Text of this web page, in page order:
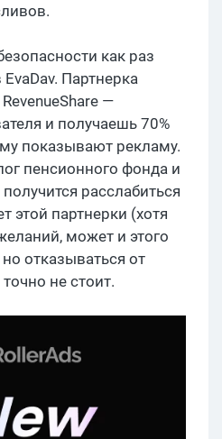
как раз
Партнерка
—
и получаешь 70%
показывают рекламу.
пенсионного фонда и
расслабиться
этой партнерки (хотя
может и этого
отказываться от
не стоит.